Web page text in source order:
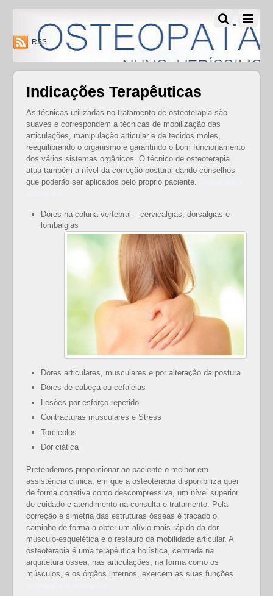
Osteopatia Nuno Verissimo - Osteopatia Amadora - Lisboa
RSS
Indicações Terapêuticas
As técnicas utilizadas no tratamento de osteoterapia são
suaves e correspondem a técnicas de mobilização das
articulações, manipulação articular e de tecidos moles,
reequilibrando o organismo e garantindo o bom funcionamento
dos vários sistemas orgânicos. O técnico de osteoterapia
atua também a nível da correção postural dando conselhos
que poderão ser aplicados pelo próprio paciente.
Dores na coluna vertebral – cervicalgias, dorsalgias e
lombalgias
Dores articulares, musculares e por alteração da postura
Dores de cabeça ou cefaleias
Lesões por esforço repetido
Contracturas musculares e Stress
Torcicolos
Dor ciática
Pretendemos proporcionar ao paciente o melhor em
assistência clínica, em que a osteoterapia disponibiliza quer
de forma corretiva como descompressiva, um nível superior
de cuidado e atendimento na consulta e tratamento. Pela
correção e simetria das estruturas ósseas é traçado o
caminho de forma a obter um alívio mais rápido da dor
músculo-esquelética e o restauro da mobilidade articular. A
osteoterapia é uma terapêutica holística, centrada na
arquitetura óssea, nas articulações, na forma como os
músculos, e os órgãos internos, exercem as suas funções.